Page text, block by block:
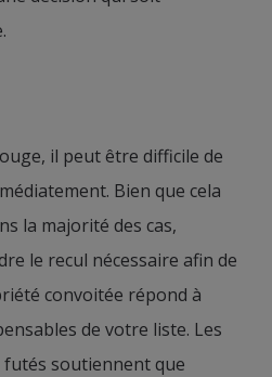
il peut être difficile de
Bien que cela
la majorité des cas,
le recul nécessaire afin de
convoitée répond à
de votre liste. Les
soutiennent que